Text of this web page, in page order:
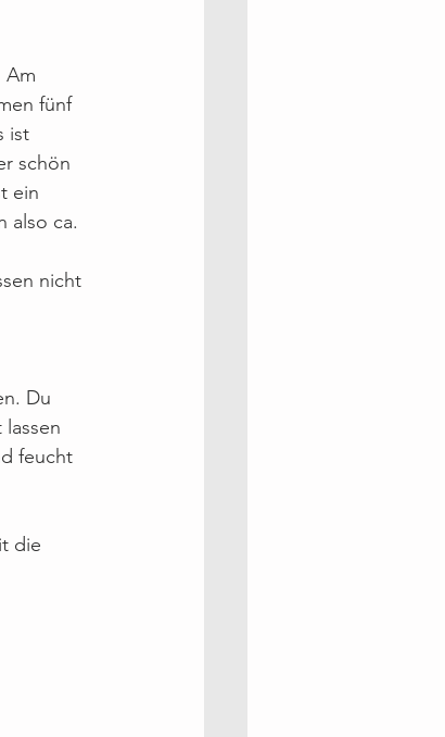
Am
fünf
ist
schön
ein
also ca.
nicht
Du
feucht
die